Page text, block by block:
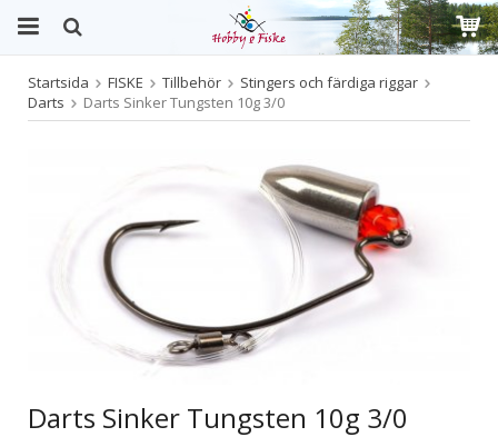
Produkten har blivit tillagd i varukorgen
Startsida FISKE Tillbehör
Stingers och färdiga riggar
Darts
Darts Sinker Tungsten 10g 3/0
Darts Sinker Tungsten 10g 3/0